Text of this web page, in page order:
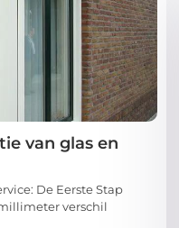
van glas en
De Eerste Stap
verschil